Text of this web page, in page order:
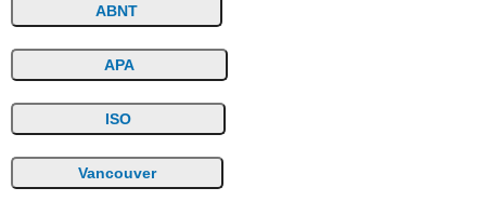
ABNT
APA
ISO
Vancouver